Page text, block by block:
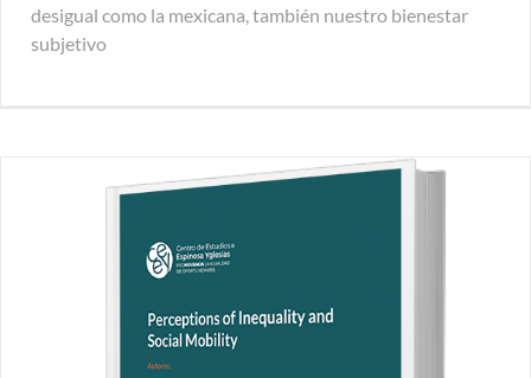
desigual como la mexicana, también nuestro bienestar
subjetivo